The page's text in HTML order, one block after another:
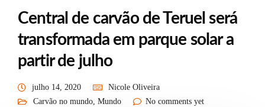
Central de carvão de Teruel será
transformada em parque solar a
partir de julho
julho 14, 2020
Nicole Oliveira
Carvão no mundo, Mundo No comments yet